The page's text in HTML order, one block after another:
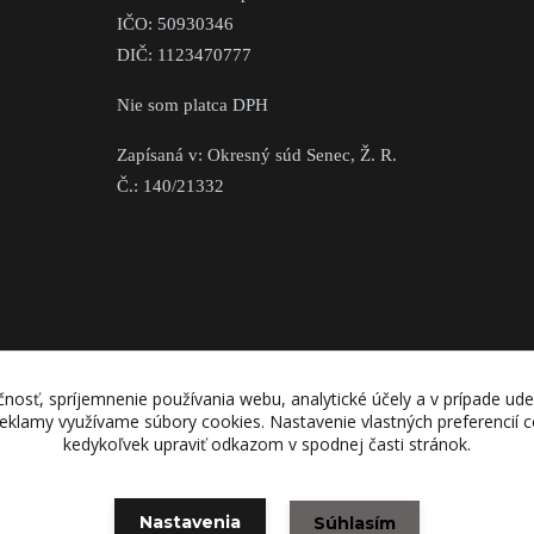
IČO: 50930346
DIČ: 1123470777
Nie som platca DPH
Zapísaná v: Okresný súd Senec, Ž. R.
Č.: 140/21332
spríjemnenie používania webu, analytické účely a v prípade
využívame súbory cookies. Nastavenie vlastných preferencií
kedykoľvek upraviť odkazom v spodnej časti stránok.
Nastavenia Súhlasím